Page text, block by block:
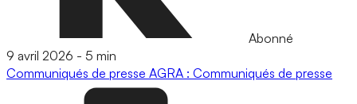
Abonné
9 avril 2026 - 5 min
Communiqués de presse AGRA : Communiqués de presse